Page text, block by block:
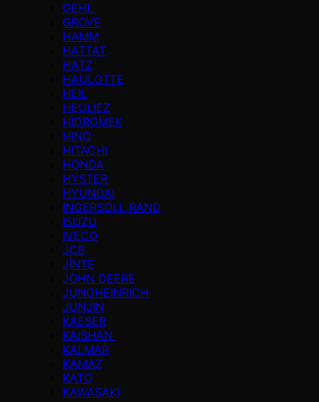
GEHL
GROVE
HAMM
HATTAT
HATZ
HAULOTTE
HEIL
HEULIEZ
HİDROMEK
HINO
HITACHI
HONDA
HYSTER
HYUNDAI
INGERSOLL RAND
ISUZU
IVECO
JCB
JİNTE
JOHN DEERE
JUNGHEINRICH
JUNJIN
KAESER
KAISHAN
KALMAR
KAMAZ
KATO
KAWASAKI